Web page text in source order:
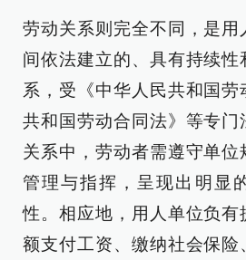
劳动关系则完全不同，是用
间依法建立的、具有持续性
系，受《中华人民共和国
共和国劳动合同法》等专门
关系中，劳动者需遵守单
管理与指挥，呈现出明显
性。相应地，用人单位负有
额支付工资、缴纳社会保险